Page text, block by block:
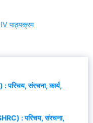
पाठ्यक्रम
: परिचय, संरचना, कार्य,
: परिचय, संरचना,